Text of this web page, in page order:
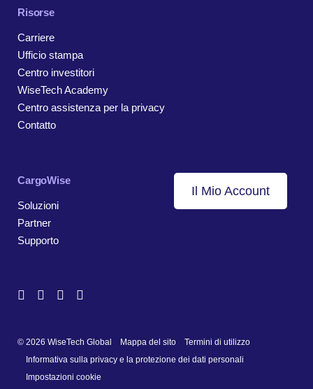
Risorse
Carriere
Ufficio stampa
Centro investitori
WiseTech Academy
Centro assistenza per la privacy
Contatto
CargoWise
Soluzioni
Partner
Supporto
Il Mio Account
© 2026 WiseTech Global Mappa del sito
Termini di utilizzo
Informativa sulla privacy e la protezione dei dati personali
Impostazioni cookie